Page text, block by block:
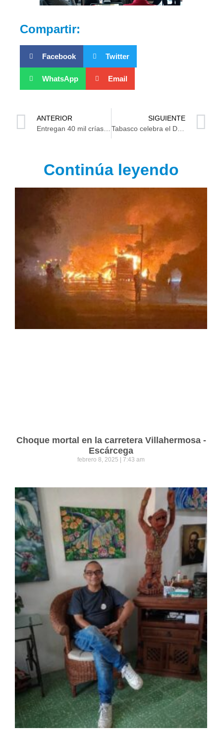
Compartir:
Facebook Twitter
WhatsApp Email
ANTERIOR
SIGUIENTE
Tabasco celebra el Día Nacional del Libro con actividades culturales para todas las edades
Continúa leyendo
Choque mortal en la carretera Villahermosa -
Escárcega
febrero 8, 2025 7:43 am